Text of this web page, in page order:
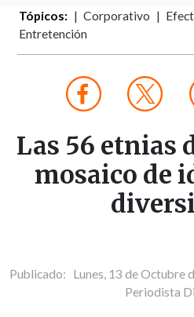
Tópicos: Corporativo
Entretención
Las 56 etnias
mosaico de
Publicado: Lunes, 13 de Octubre
Periodista